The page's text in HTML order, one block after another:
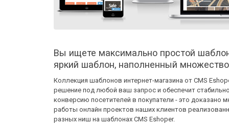
Вы ищете максимально простой
яркий шаблон, наполненный
Коллекция шаблонов интернет-магазина от CMS
решение под любой ваш запрос и обеспечит
конверсию посетителей в покупатели - это доказано
работы онлайн проектов наших клиентов
разных ниш на шаблонах CMS Eshoper.